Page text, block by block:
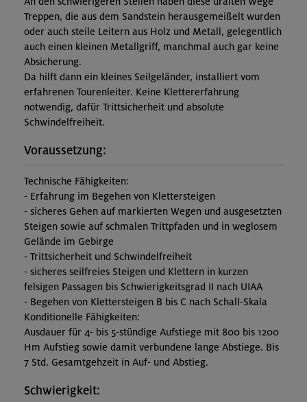
Treppen, die aus dem Sandstein herausgemeißelt wurden
oder auch steile Leitern aus Holz und Metall, gelegentlich
auch einen kleinen Metallgriff, manchmal auch gar keine
Absicherung.
Da hilft dann ein kleines Seilgeländer, installiert vom
erfahrenen Tourenleiter. Keine Klettererfahrung
notwendig, dafür Trittsicherheit und absolute
Schwindelfreiheit.
Voraussetzung:
Technische Fähigkeiten:
- Erfahrung im Begehen von Klettersteigen
- sicheres Gehen auf markierten Wegen und ausgesetzten
Steigen sowie auf schmalen Trittpfaden und in weglosem
Gelände im Gebirge
- Trittsicherheit und Schwindelfreiheit
- sicheres seilfreies Steigen und Klettern in kurzen
felsigen Passagen bis Schwierigkeitsgrad II nach UIAA
- Begehen von Klettersteigen B bis C nach Schall-Skala
Konditionelle Fähigkeiten:
Ausdauer für 4- bis 5-stündige Aufstiege mit 800 bis 1200
Hm Aufstieg sowie damit verbundene lange Abstiege. Bis
7 Std. Gesamtgehzeit in Auf- und Abstieg.
Schwierigkeit: